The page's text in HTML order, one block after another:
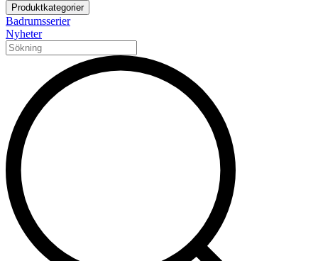
Produktkategorier
Badrumsserier
Nyheter